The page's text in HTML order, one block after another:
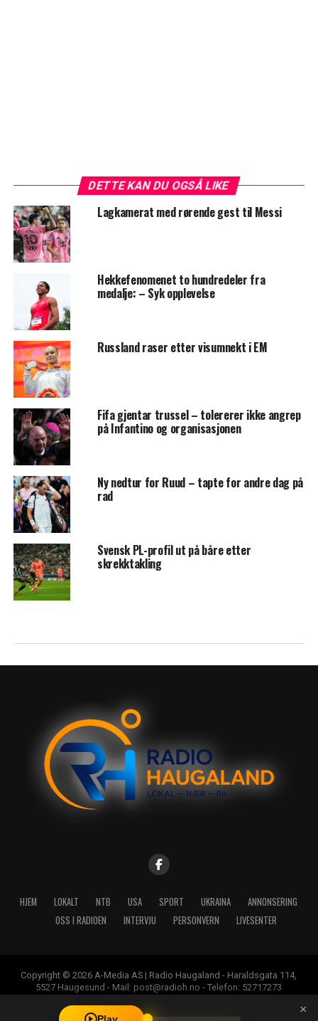
DETTE KAN DU OGSÅ LIKE
Lagkamerat med rørende gest til Messi
Hekkefenomenet to hundredeler fra
medalje: – Syk opplevelse
Russland raser etter visumnekt i EM
Fifa gjentar trussel – tolererer ikke angrep
på Infantino og organisasjonen
Ny nedtur for Ruud – tapte for andre dag på
rad
Svensk PL-profil ut på båre etter
skrekktakling
HJEM LOKALT NTB USA SPORT UKRAINA
ANNONSERING
OSS I RADIOEN
INTERVJU PERSONVERN LIVESENTER
Copyright © 2026 A-Media AS | Radio Haugaland - Haraldsgata 114,
5527 Haugesund - Mail: post@radioh.no - Telefon: 52717273
×